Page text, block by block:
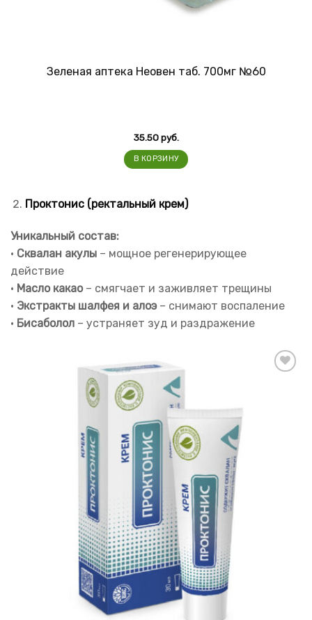
Зеленая аптека Неовен таб. 700мг №60
35.50руб.
В КОРЗИНУ
Проктонис (ректальный крем)
Уникальный состав:
• Сквалан акулы – мощное регенерирующее
действие
• Масло какао– смягчает и заживляет трещины
• Экстракты шалфея и алоэ– снимают воспаление
• Бисаболол – устраняет зуд и раздражение